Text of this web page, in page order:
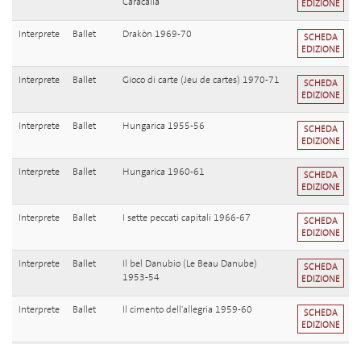
EDIZIONE
Interprete Ballet Drakòn 1969-70
SCHEDA
EDIZIONE
Interprete Ballet Gioco di carte (Jeu de cartes) 1970-71
SCHEDA
EDIZIONE
Interprete Ballet Hungarica 1955-56
SCHEDA
EDIZIONE
Interprete Ballet Hungarica 1960-61
SCHEDA
EDIZIONE
Interprete Ballet I sette peccati capitali 1966-67
SCHEDA
EDIZIONE
Interprete Ballet
Il bel Danubio (Le Beau Danube)
1953-54
SCHEDA
EDIZIONE
Interprete Ballet Il cimento dell'allegria 1959-60
SCHEDA
EDIZIONE